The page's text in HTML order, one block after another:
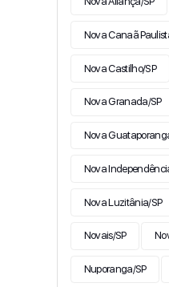
Nova Canaã
Nova Castilho/SP
Nova Granada/SP
Nova
Nova
Nova Luzitânia/SP
Novais/SP
Nuporanga/SP